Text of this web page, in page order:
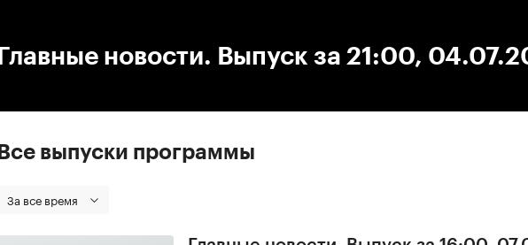
Главные новости. Выпуск за 21:00,
Все выпуски программы
За все время